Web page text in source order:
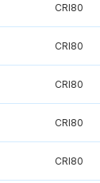
CRI80
CRI80
CRI80
CRI80
CRI80